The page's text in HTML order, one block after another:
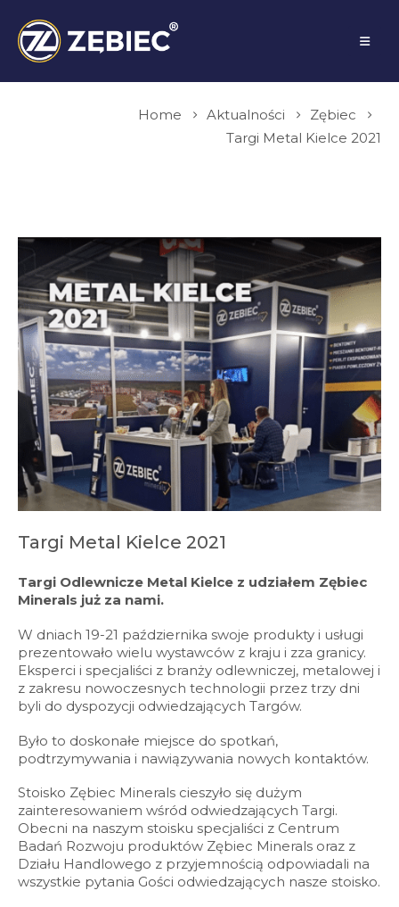
Home Aktualności
Zębiec
Targi Metal Kielce 2021
Targi Metal Kielce 2021
Targi Odlewnicze Metal Kielce z udziałem Zębiec
Minerals już za nami.
W dniach 19-21 października swoje produkty i usługi
prezentowało wielu wystawców z kraju i zza granicy.
Eksperci i specjaliści z branży odlewniczej, metalowej i
z zakresu nowoczesnych technologii przez trzy dni
byli do dyspozycji odwiedzających Targów.
Było to doskonałe miejsce do spotkań,
podtrzymywania i nawiązywania nowych kontaktów.
Stoisko Zębiec Minerals cieszyło się dużym
zainteresowaniem wśród odwiedzających Targi.
Obecni na naszym stoisku specjaliści z Centrum
Badań Rozwoju produktów Zębiec Minerals oraz z
Działu Handlowego z przyjemnością odpowiadali na
wszystkie pytania Gości odwiedzających nasze stoisko.